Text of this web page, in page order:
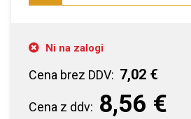
Ni na zalogi
Cena z ddv: 8,56 €
Cena brez DDV: 7,02 €